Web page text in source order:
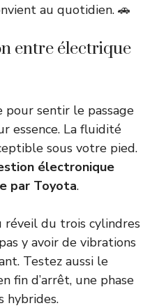
au quotidien. 🚗
entre électrique
pour sentir le passage
essence. La fluidité
sous votre pied.
électronique
par Toyota.
réveil du trois cylindres
y avoir de vibrations
Testez aussi le
fin d’arrêt, une phase
hybrides.